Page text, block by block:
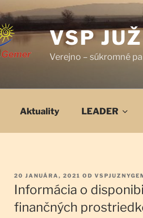
VSP
Verejno – súkromné
Aktuality LEADER
PUBLIKOVANÉ
20 JANUÁRA, 2021 OD
Informácia o
finančných